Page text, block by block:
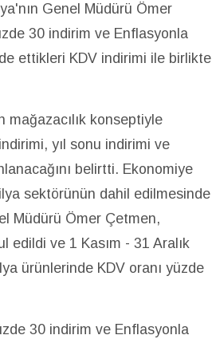
Genel Müdürü Ömer
30 indirim ve Enflasyonla
ettikleri KDV indirimi ile birlikte
konseptiyle
yıl sonu indirimi ve
belirtti. Ekonomiye
sektörünün dahil edilmesinde
Müdürü Ömer Çetmen,
edildi ve 1 Kasım - 31 Aralık
ürünlerinde KDV oranı yüzde
30 indirim ve Enflasyonla